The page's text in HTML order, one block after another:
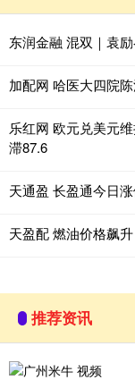
东润金融 混双｜袁
加配网 哈医大四院
乐红网 欧元兑美元
滞87.6
天通盈 长盈通今日
天盈配 燃油价格飙
推荐资讯